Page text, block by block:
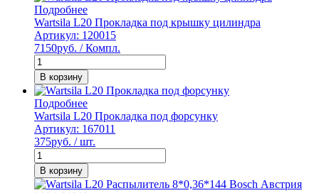
Подробнее
Wartsila L20 Прокладка под крышку цилиндра
Артикул: 120015
7150руб. / Компл.
В корзину
Подробнее
Wartsila L20 Прокладка под форсунку
Артикул: 167011
375руб. / шт.
В корзину